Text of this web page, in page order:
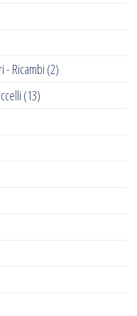
- Ricambi (2)
(13)